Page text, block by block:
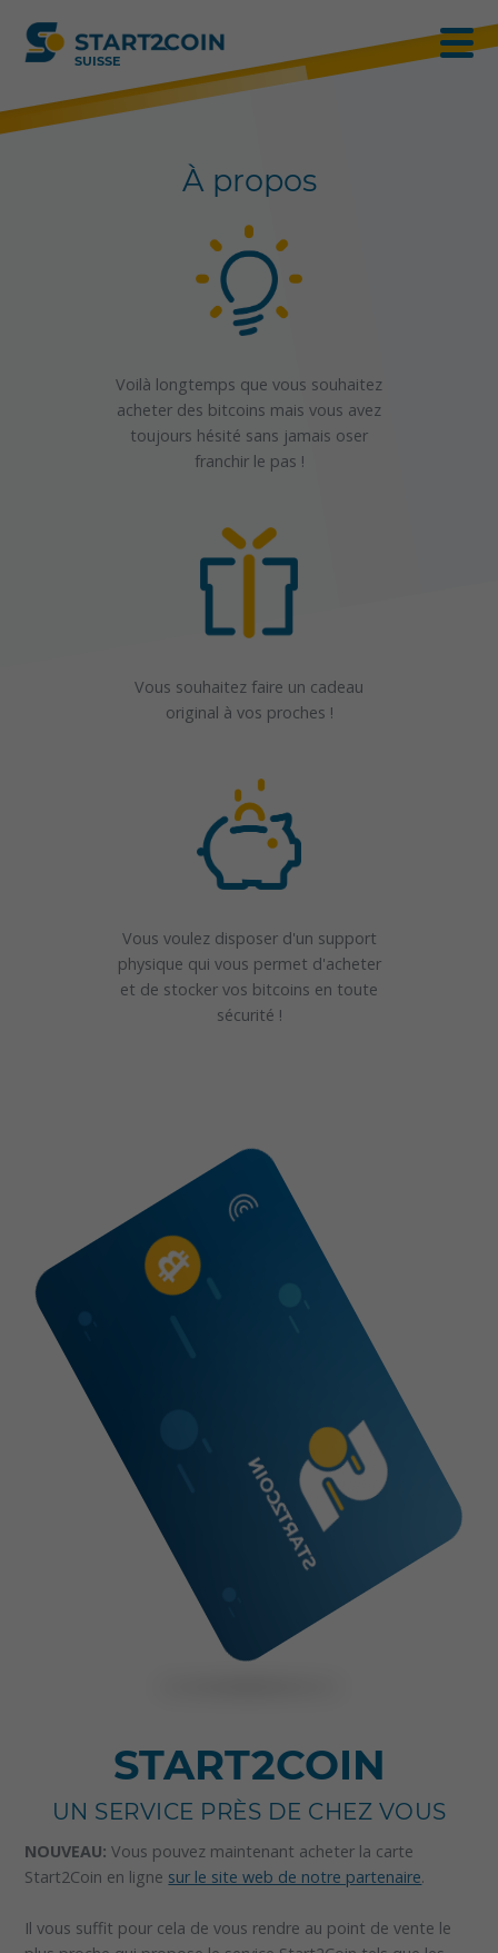
SUISSE
À propos
Voilà longtemps que vous souhaitez
acheter des bitcoins mais vous avez
toujours hésité sans jamais oser
franchir le pas !
Vous souhaitez faire un cadeau
original à vos proches !
Vous voulez disposer d'un support
physique qui vous permet d'acheter
et de stocker vos bitcoins en toute
sécurité !
START2COIN
UN SERVICE PRÈS DE CHEZ VOUS
NOUVEAU: Vous pouvez maintenant acheter la carte
Start2Coin en ligne sur le site web de notre partenaire.
Il vous suffit pour cela de vous rendre au point de vente le